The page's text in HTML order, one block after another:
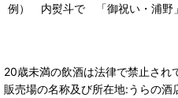
例） 内熨斗で 「御祝い・浦野
20歳未満の飲酒は法律で禁止され
販売場の名称及び所在地:うらの